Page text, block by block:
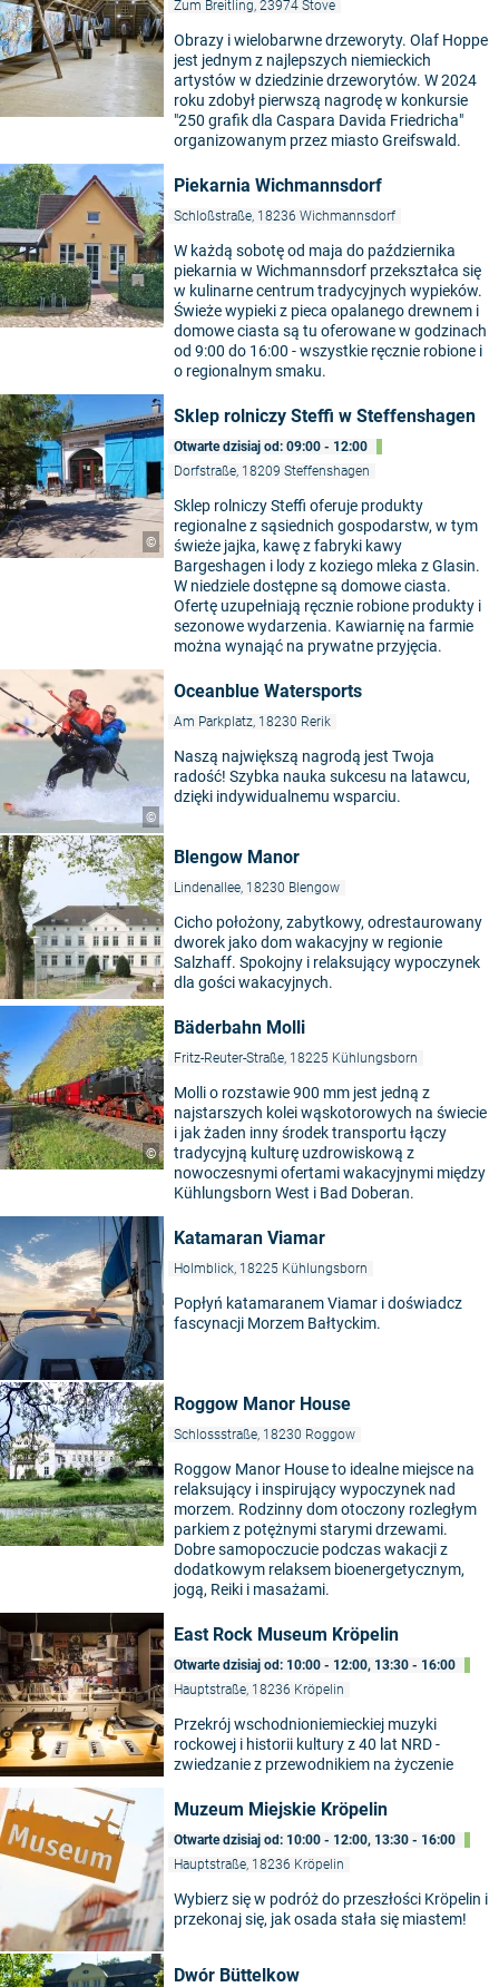
Zum Breitling, 23974 Stove
Obrazy i wielobarwne drzeworyty. Olaf Hoppe
jest jednym z najlepszych niemieckich
artystów w dziedzinie drzeworytów. W 2024
roku zdobył pierwszą nagrodę w konkursie
"250 grafik dla Caspara Davida Friedricha"
organizowanym przez miasto Greifswald.
Piekarnia Wichmannsdorf
Schloßstraße, 18236 Wichmannsdorf
W każdą sobotę od maja do października
piekarnia w Wichmannsdorf przekształca się
w kulinarne centrum tradycyjnych wypieków.
Świeże wypieki z pieca opalanego drewnem i
domowe ciasta są tu oferowane w godzinach
od 9:00 do 16:00 - wszystkie ręcznie robione i
o regionalnym smaku.
©
Sklep rolniczy Steffi w Steffenshagen
Otwarte dzisiaj od: 09:00 - 12:00
Dorfstraße, 18209 Steffenshagen
Sklep rolniczy Steffi oferuje produkty
regionalne z sąsiednich gospodarstw, w tym
świeże jajka, kawę z fabryki kawy
Bargeshagen i lody z koziego mleka z Glasin.
W niedziele dostępne są domowe ciasta.
Ofertę uzupełniają ręcznie robione produkty i
sezonowe wydarzenia. Kawiarnię na farmie
można wynająć na prywatne przyjęcia.
©
Oceanblue Watersports
Am Parkplatz, 18230 Rerik
Naszą największą nagrodą jest Twoja
radość! Szybka nauka sukcesu na latawcu,
dzięki indywidualnemu wsparciu.
Blengow Manor
Lindenallee, 18230 Blengow
Cicho położony, zabytkowy, odrestaurowany
dworek jako dom wakacyjny w regionie
Salzhaff. Spokojny i relaksujący wypoczynek
dla gości wakacyjnych.
©
Bäderbahn Molli
Fritz-Reuter-Straße, 18225 Kühlungsborn
Molli o rozstawie 900 mm jest jedną z
najstarszych kolei wąskotorowych na świecie
i jak żaden inny środek transportu łączy
tradycyjną kulturę uzdrowiskową z
nowoczesnymi ofertami wakacyjnymi między
Kühlungsborn West i Bad Doberan.
Katamaran Viamar
Holmblick, 18225 Kühlungsborn
Popłyń katamaranem Viamar i doświadcz
fascynacji Morzem Bałtyckim.
Roggow Manor House
Schlossstraße, 18230 Roggow
Roggow Manor House to idealne miejsce na
relaksujący i inspirujący wypoczynek nad
morzem. Rodzinny dom otoczony rozległym
parkiem z potężnymi starymi drzewami.
Dobre samopoczucie podczas wakacji z
dodatkowym relaksem bioenergetycznym,
jogą, Reiki i masażami.
East Rock Museum Kröpelin
Otwarte dzisiaj od: 10:00 - 12:00, 13:30 - 16:00
Hauptstraße, 18236 Kröpelin
Przekrój wschodnioniemieckiej muzyki
rockowej i historii kultury z 40 lat NRD -
zwiedzanie z przewodnikiem na życzenie
Muzeum Miejskie Kröpelin
Otwarte dzisiaj od: 10:00 - 12:00, 13:30 - 16:00
Hauptstraße, 18236 Kröpelin
Wybierz się w podróż do przeszłości Kröpelin i
przekonaj się, jak osada stała się miastem!
Dwór Büttelkow